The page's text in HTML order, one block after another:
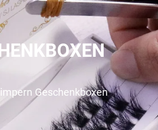
Geschenkboxen